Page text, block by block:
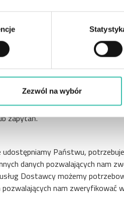
Zezwól na wybór
wniosek o faktoring albo
pisemnej komunikacji z
produktów i usług;
ds. przeciwdziałania
administratorzy Państwa
z Państwem finansowo.
lub rejestrowaniu
i poprawić jakość dostawy,
zapytań.
Państwu,
danych pozwalających nam
Dostawcy możemy
nam